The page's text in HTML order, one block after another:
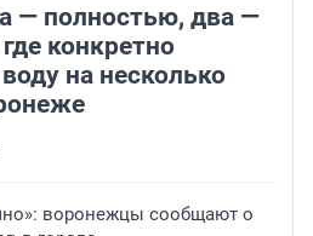
— полностью, два —
конкретно
на несколько
воронежцы сообщают о